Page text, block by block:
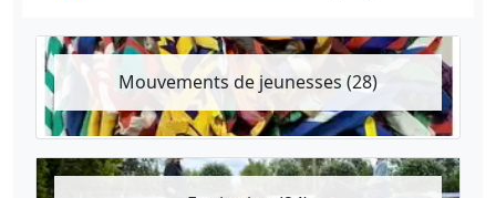
Mouvements de jeunesses (28)